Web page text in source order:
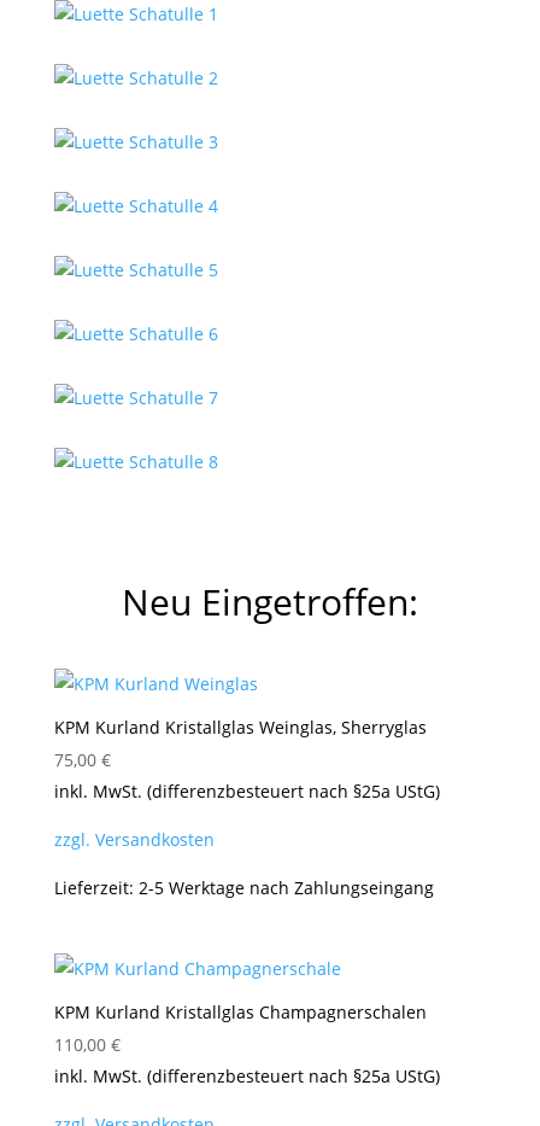
Neu Eingetroffen:
KPM Kurland Kristallglas Weinglas, Sherryglas
75,00 €
inkl. MwSt. (differenzbesteuert nach §25a UStG)
zzgl. Versandkosten
Lieferzeit: 2-5 Werktage nach Zahlungseingang
KPM Kurland Kristallglas Champagnerschalen
110,00 €
inkl. MwSt. (differenzbesteuert nach §25a UStG)